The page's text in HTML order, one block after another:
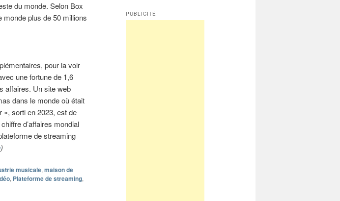
du monde. Selon Box
plus de 50 millions
pour la voir
une fortune de 1,6
affaires. Un site web
dans le monde où était
», sorti en 2023, est de
d’affaires mondial
de streaming
)
musicale, maison de
, Plateforme de streaming,
PUBLICITÉ